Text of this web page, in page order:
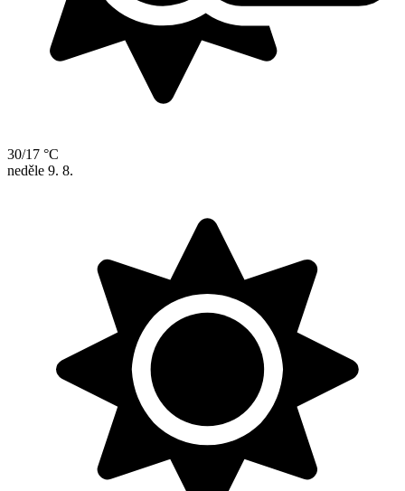
30/17 °C
neděle 9. 8.